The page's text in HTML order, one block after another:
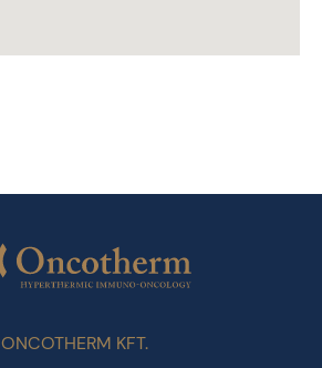
ONCOTHERM KFT.